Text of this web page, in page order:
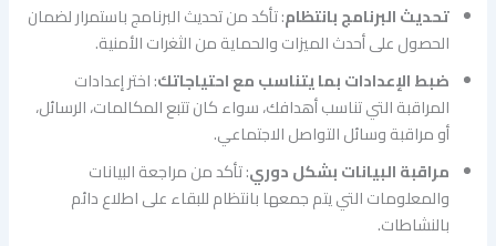
تحديث البرنامج بانتظام: تأكد من تحديث البرنامج باستمرار لضمان
الحصول على أحدث الميزات والحماية من الثغرات الأمنية.
ضبط الإعدادات بما يتناسب مع احتياجاتك: اختر إعدادات
المراقبة التي تناسب أهدافك، سواء كان تتبع المكالمات، الرسائل،
أو مراقبة وسائل التواصل الاجتماعي.
مراقبة البيانات بشكل دوري: تأكد من مراجعة البيانات
والمعلومات التي يتم جمعها بانتظام للبقاء على اطلاع دائم
بالنشاطات.